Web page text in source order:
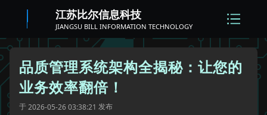
江苏比尔信息科技
JIANGSU BILL INFORMATION TECHNOLOGY
品质管理系统架构全揭秘：让您的
业务效率翻倍！
于2026-05-26 03:38:21 发布